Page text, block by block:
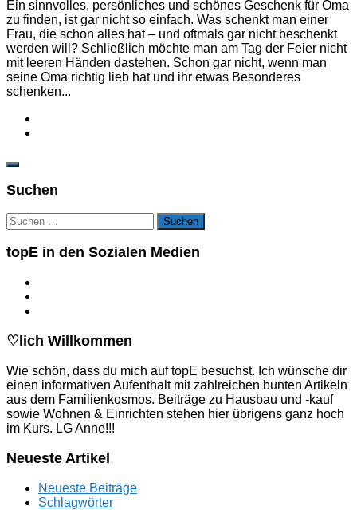
Ein sinnvolles, persönliches und schönes Geschenk für Oma
zu finden, ist gar nicht so einfach. Was schenkt man einer
Frau, die schon alles hat – und oftmals gar nicht beschenkt
werden will? Schließlich möchte man am Tag der Feier nicht
mit leeren Händen dastehen. Schon gar nicht, wenn man
seine Oma richtig lieb hat und ihr etwas Besonderes
schenken...
Suchen
Suchen
nach:
topE in den Sozialen Medien
♡lich Willkommen
Wie schön, dass du mich auf topE besuchst. Ich wünsche dir
einen informativen Aufenthalt mit zahlreichen bunten Artikeln
aus dem Familienkosmos. Beiträge zu Hausbau und -kauf
sowie Wohnen & Einrichten stehen hier übrigens ganz hoch
im Kurs. LG Anne!!!
Neueste Artikel
Neueste Beiträge
Schlagwörter